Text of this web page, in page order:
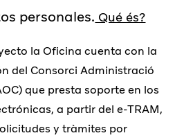
personales. Qué és?
la Oficina cuenta con la
del Consorci Administració
que presta soporte en los
a partir del e-TRAM,
y tràmites por